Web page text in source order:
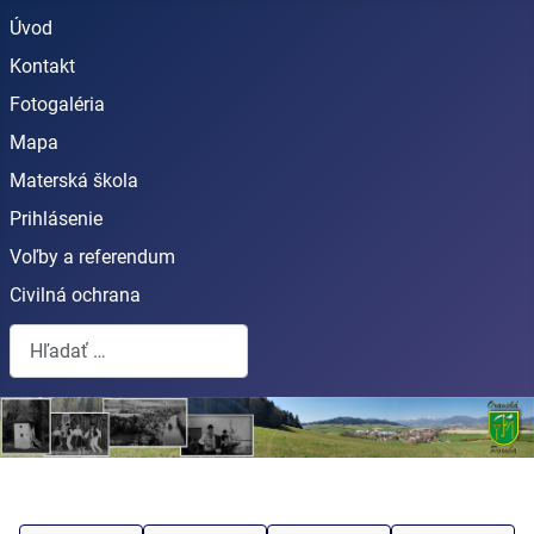
Úvod
Kontakt
Fotogaléria
Mapa
Materská škola
Prihlásenie
Voľby a referendum
Civilná ochrana
Hľadať...